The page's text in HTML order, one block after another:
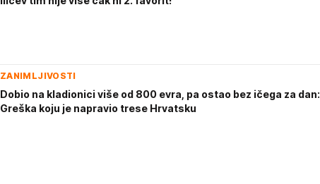
ZANIMLJIVOSTI
Dobio na kladionici više od 800 evra, pa ostao bez ičega za dan:
Greška koju je napravio trese Hrvatsku